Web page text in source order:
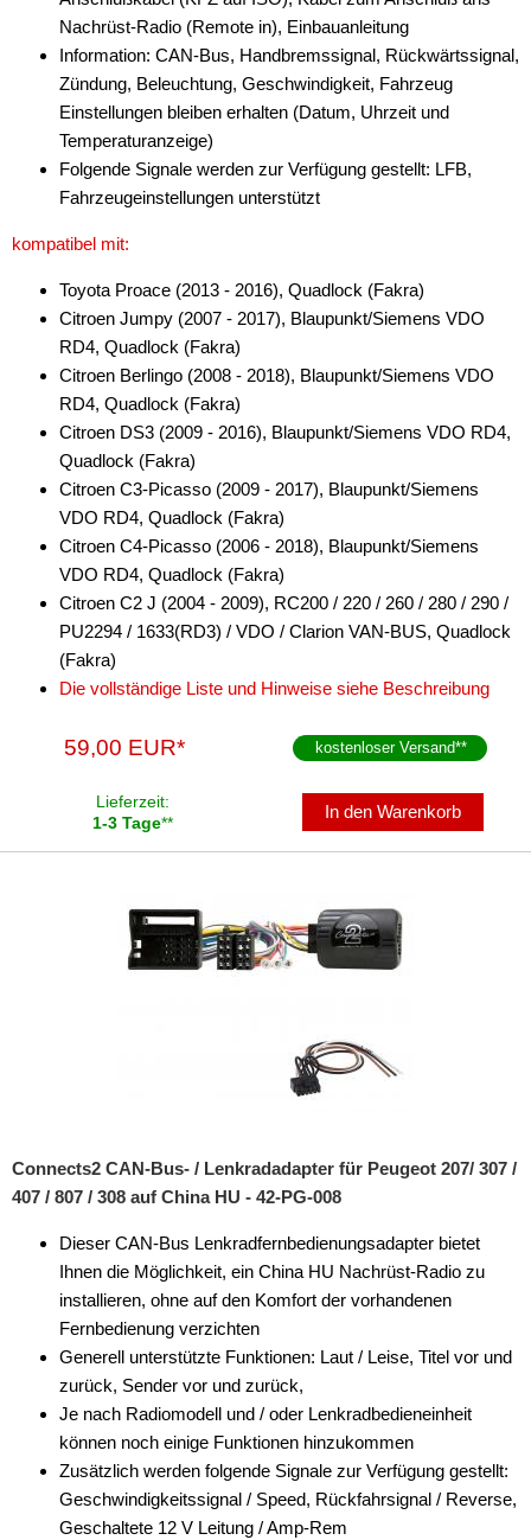
Cinch-Kabel
DAB+
Entstörmaterial
Fernbedienungen
Freischaltmodule
Freisprechadapter
Frequenzweichen
Handyhalterungen
iPod
kabellos Laden
Lautsprecheradapter
Lautsprechereinbauset
Lautsprecherkabel
Lautsprecherringe
Multimediainterface
Radiorahmen
Stromversorgung
Subwoofer-Zubehör
USB-Adapter
Verstärker-Zubehör
Vorverstärkeradapter
Wechsler-Zubehör
Nachrüst-Radio (Remote in), Einbauanleitung
Information: CAN-Bus, Handbremssignal, Rückwärtssignal,
Zündung, Beleuchtung, Geschwindigkeit, Fahrzeug
Einstellungen bleiben erhalten (Datum, Uhrzeit und
Temperaturanzeige)
Folgende Signale werden zur Verfügung gestellt: LFB,
Fahrzeugeinstellungen unterstützt
kompatibel mit:
Toyota Proace (2013 - 2016), Quadlock (Fakra)
Citroen Jumpy (2007 - 2017), Blaupunkt/Siemens VDO
RD4, Quadlock (Fakra)
Citroen Berlingo (2008 - 2018), Blaupunkt/Siemens VDO
RD4, Quadlock (Fakra)
Citroen DS3 (2009 - 2016), Blaupunkt/Siemens VDO RD4,
Quadlock (Fakra)
Citroen C3-Picasso (2009 - 2017), Blaupunkt/Siemens
VDO RD4, Quadlock (Fakra)
Citroen C4-Picasso (2006 - 2018), Blaupunkt/Siemens
VDO RD4, Quadlock (Fakra)
Citroen C2 J (2004 - 2009), RC200 / 220 / 260 / 280 / 290 /
PU2294 / 1633(RD3) / VDO / Clarion VAN-BUS, Quadlock
(Fakra)
Die vollständige Liste und Hinweise siehe Beschreibung
59,00 EUR* kostenloser Versand**
Lieferzeit:
1-3 Tage**
In den Warenkorb
Connects2 CAN-Bus- / Lenkradadapter für Peugeot 207/ 307 /
407 / 807 / 308 auf China HU - 42-PG-008
Dieser CAN-Bus Lenkradfernbedienungsadapter bietet
Ihnen die Möglichkeit, ein China HU Nachrüst-Radio zu
installieren, ohne auf den Komfort der vorhandenen
Fernbedienung verzichten
Generell unterstützte Funktionen: Laut / Leise, Titel vor und
zurück, Sender vor und zurück,
Je nach Radiomodell und / oder Lenkradbedieneinheit
können noch einige Funktionen hinzukommen
Zusätzlich werden folgende Signale zur Verfügung gestellt:
Geschwindigkeitssignal / Speed, Rückfahrsignal / Reverse,
Geschaltete 12 V Leitung / Amp-Rem